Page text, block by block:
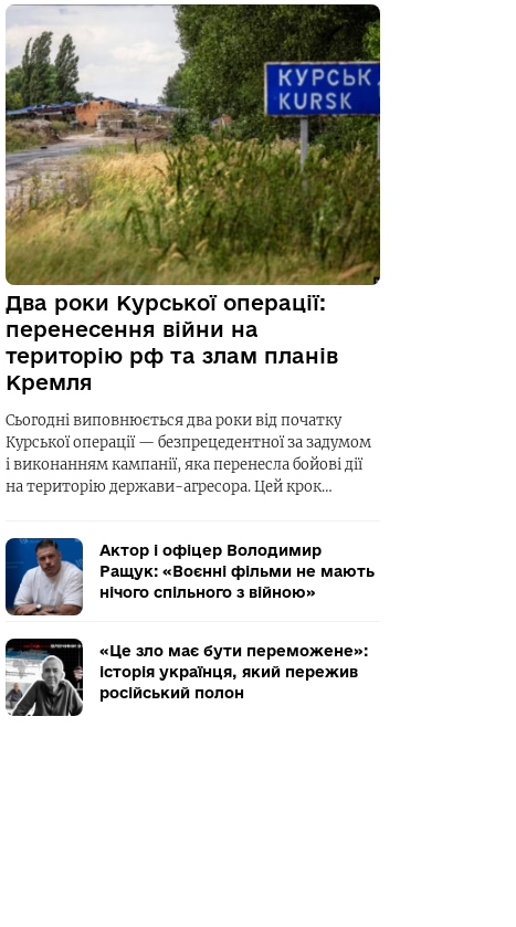
Два роки Курської операції:
перенесення війни на
територію рф та злам планів
Кремля
Сьогодні виповнюється два роки від початку
Курської операції — безпрецедентної за задумом
і виконанням кампанії, яка перенесла бойові дії
на територію держави-агресора. Цей крок…
Актор і офіцер Володимир
Ращук: «Воєнні фільми не мають
нічого спільного з війною»
«Це зло має бути переможене»:
історія українця, який пережив
російський полон